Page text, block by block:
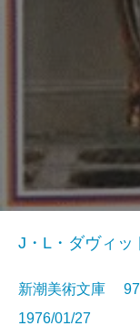
J・L・ダヴィッ
新潮美術文庫
1976/01/27